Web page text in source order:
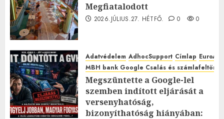
Megfiatalodott
2026.JÚLIUS.27. HÉTFŐ. 0 0
Adatvédelem AdhocSupport Címlap
MBH bank Google Csalás és
Megszüntette a Google-lel
szemben indított eljárását a
versenyhatóság,
bizonyíthatóság hiányában: